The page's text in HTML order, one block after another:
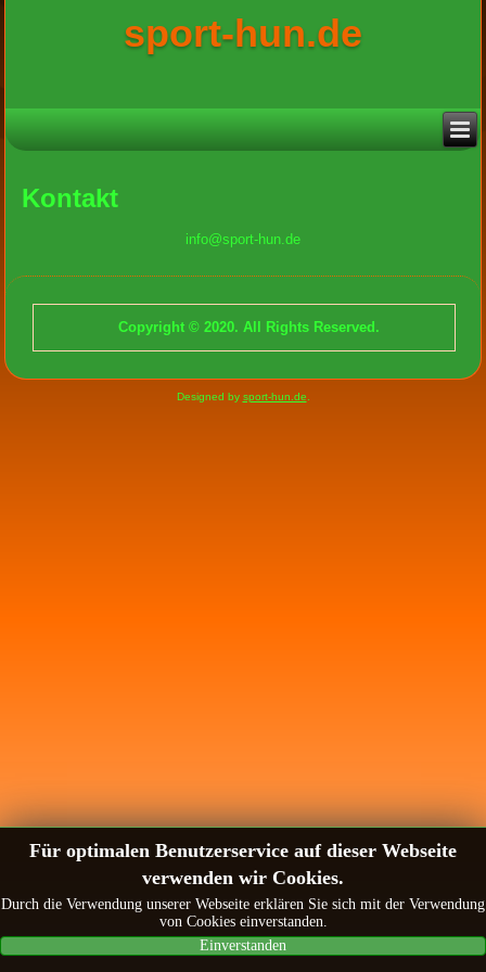
sport-hun.de
Kontakt
info@sport-hun.de
Copyright © 2020. All Rights Reserved.
Designed by sport-hun.de.
Für optimalen Benutzerservice auf dieser Webseite
verwenden wir Cookies.
Durch die Verwendung unserer Webseite erklären Sie sich mit der Verwendung
von Cookies einverstanden.
Einverstanden